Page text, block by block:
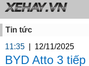
Tin tức
11:35
12/11/2025
BYD Atto 3